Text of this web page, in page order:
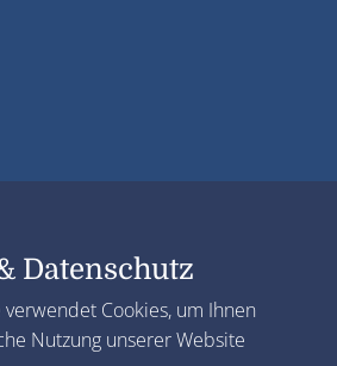
Datenschutz
Cookies, um Ihnen
Nutzung unserer Website